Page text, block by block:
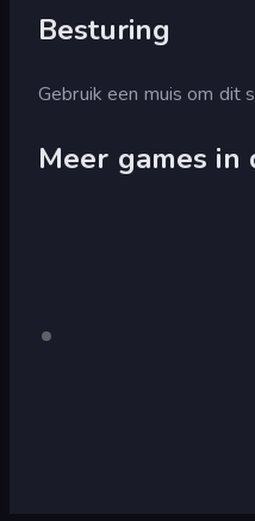
Besturing
Gebruik een muis om dit
Meer games in
Alleen